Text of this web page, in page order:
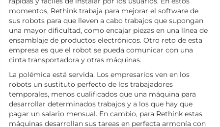
momentos, Rethink trabaja para mejorar el software de
sus robots para que lleven a cabo trabajos que supongan
una mayor dificultad, como encajar piezas en una línea de
ensamblaje de productos electrónicos. Otro reto de esta
empresa es que el robot se pueda comunicar con una
cinta transportadora y otras máquinas.
La polémica está servida. Los empresarios ven en los
robots un sustituto perfecto de los trabajadores
temporales, menos cualificados que una máquina para
desarrollar determinados trabajos y a los que hay que
pagar un salario mensual. En cambio, para Rethink estas
máquinas desarrollan sus tareas en perfecta armonía con